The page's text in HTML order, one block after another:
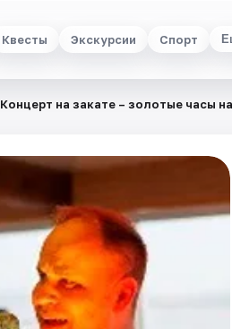
Квесты Экскурсии Спорт
Концерт на закате – золотые часы